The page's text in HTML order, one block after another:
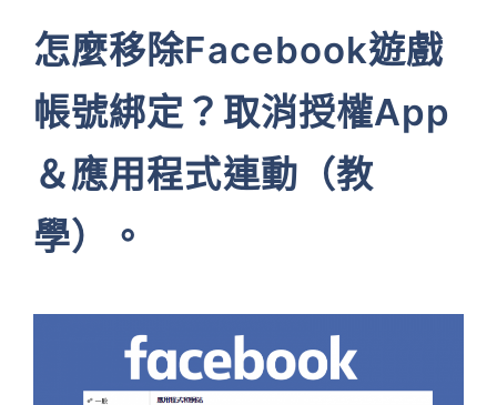
怎麼移除Facebook遊戲
帳號綁定？取消授權App
＆應用程式連動（教
學）。